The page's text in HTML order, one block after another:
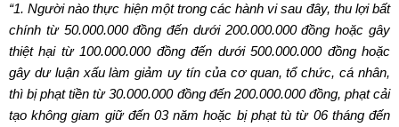
“1. Người nào thực hiện một trong các hành vi sau đây, thu lợi bất
chính từ 50.000.000 đồng đến dưới 200.000.000 đồng hoặc gây
thiệt hại từ 100.000.000 đồng đến dưới 500.000.000 đồng hoặc
gây dư luận xấu làm giảm uy tín của cơ quan, tổ chức, cá nhân,
thì bị phạt tiền từ 30.000.000 đồng đến 200.000.000 đồng, phạt cải
tạo không giam giữ đến 03 năm hoặc bị phạt tù từ 06 tháng đến